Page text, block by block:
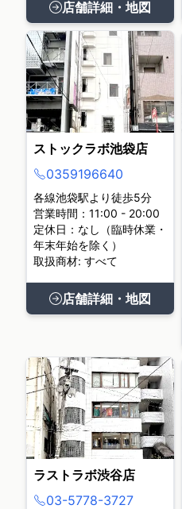
店舗詳細・地図
ストックラボ池袋店
0359196640
各線池袋駅より徒歩5分
営業時間：11:00 - 20:00
定休日：なし（臨時休業・
年末年始を除く）
取扱商材: すべて
店舗詳細・地図
ラストラボ渋谷店
03-5778-3727